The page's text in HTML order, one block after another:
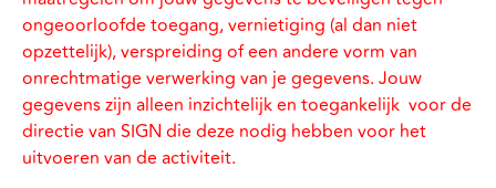
ongeoorloofde toegang, vernietiging (al dan niet
opzettelijk), verspreiding of een andere vorm van
onrechtmatige verwerking van je gegevens. Jouw
gegevens zijn alleen inzichtelijk en toegankelijk voor de
directie van SIGN die deze nodig hebben voor het
uitvoeren van de activiteit.